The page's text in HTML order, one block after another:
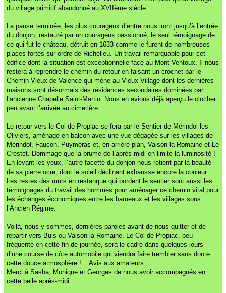
du village primitif abandonné au XVIIème siècle.
La pause terminée, les plus courageux d’entre nous iront jusqu’à l’entrée
du donjon, restauré par un courageux passionné, le seul témoignage de
ce qui fut le château, détruit en 1633 comme le furent de nombreuses
places fortes sur ordre de Richelieu. Un travail remarquable pour cet
édifice dont la situation est exceptionnelle face au Mont Ventoux. Il nous
restera à reprendre le chemin du retour en faisant un crochet par le
Chemin Vieux de Valence qui mène au Vieux Village dont les dernières
maisons sont désormais des résidences secondaires dominées par
l’ancienne Chapelle Saint-Martin. Nous en avions déjà aperçu le clocher
peu avant l’arrivée au cimetière.
Le retour vers le Col de Propiac se fera par le Sentier de Mérindol les
Oliviers, aménagé en balcon avec une vue dégagée sur les villages de
Mérindol, Faucon, Puyméras et, en arrière-plan, Vaison la Romaine et Le
Crestet. Dommage que la brume de l’après-midi en limite la luminosité !
En levant les yeux, l’autre facette du donjon nous retient par la beauté
de sa pierre ocre, dont le soleil déclinant exhausse encore la couleur.
Les restes des murs en restanque qui bordent le sentier sont aussi les
témoignages du travail des hommes pour aménager ce chemin vital pour
les échanges économiques entre les hameaux et les villages sous
l’Ancien Régime.
Voilà, nous y sommes, dernières paroles avant de nous quitter et de
repartir vers Buis ou Vaison la Romaine. Le Col de Propiac, peu
fréquenté en cette fin de journée, sera le cadre dans quelques jours
d’une course de côte automobile qui viendra faire trembler sans doute
cette douce atmosphère !... Avis aux amateurs.
Merci à Sasha, Monique et Georges de nous avoir accompagnés en
cette belle après-midi.